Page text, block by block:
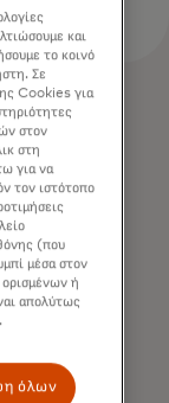
και
το κοινό
Σε
Cookies για
στον
στη
για να
τον ιστότοπο
(που
μέσα στον
ή
απολύτως
όλων